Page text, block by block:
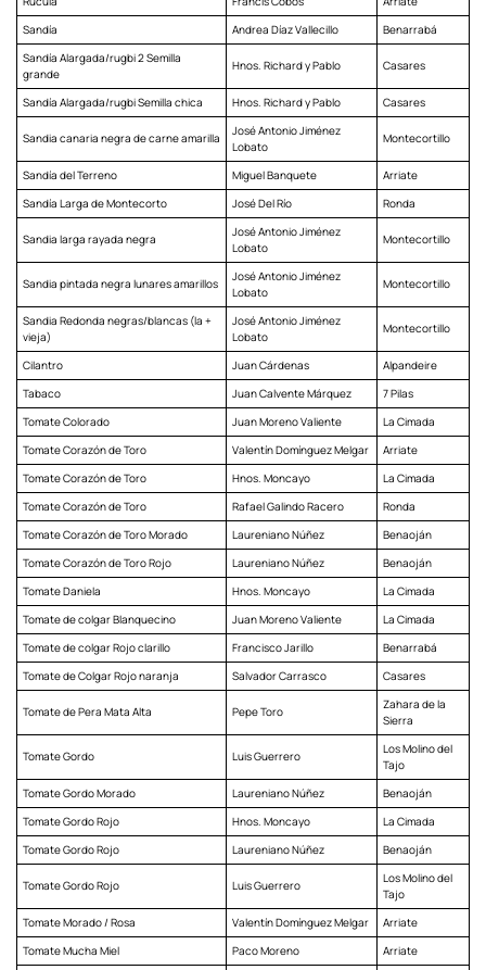
Sandía
Andrea Díaz Vallecillo
Benarrabá
Sandía Alargada/rugbi 2 Semilla
grande
Hnos. Richard y Pablo Casares
Sandía Alargada/rugbi Semilla chica Hnos. Richard y Pablo Casares
Sandia canaria negra de carne amarilla
José Antonio Jiménez
Lobato
Montecortillo
Sandía del Terreno Miguel Banquete
Arriate
Sandía Larga de Montecorto
José Del Río Ronda
Sandia larga rayada negra
José Antonio Jiménez
Lobato
Montecortillo
Sandia pintada negra lunares amarillos
José Antonio Jiménez
Lobato
Montecortillo
Sandia Redonda negras/blancas (la +
vieja)
José Antonio Jiménez
Lobato
Montecortillo
Cilantro Juan Cárdenas
Alpandeire
Tabaco
Juan Calvente Márquez
7 Pilas
Tomate Colorado
Juan Moreno Valiente
La Cimada
Tomate Corazón de Toro
Valentín Domínguez Melgar
Arriate
Tomate Corazón de Toro
Hnos. Moncayo
La Cimada
Tomate Corazón de Toro
Rafael Galindo Racero
Ronda
Tomate Corazón de Toro Morado
Laureniano Núñez
Benaoján
Tomate Corazón de Toro Rojo
Laureniano Núñez
Benaoján
Tomate Daniela
Hnos. Moncayo
La Cimada
Tomate de colgar Blanquecino
Juan Moreno Valiente
La Cimada
Tomate de colgar Rojo clarillo
Francisco Jarillo
Benarrabá
Tomate de Colgar Rojo naranja
Salvador Carrasco Casares
Tomate de Pera Mata Alta Pepe Toro
Zahara de la
Sierra
Tomate Gordo Luis Guerrero
Los Molino del
Tajo
Tomate Gordo Morado
Laureniano Núñez
Benaoján
Tomate Gordo Rojo
Hnos. Moncayo
La Cimada
Tomate Gordo Rojo
Laureniano Núñez Benaoján
Tomate Gordo Rojo Luis Guerrero
Los Molino del
Tajo
Tomate Morado / Rosa
Valentín Domínguez Melgar
Arriate
Tomate Mucha Miel
Paco Moreno
Arriate